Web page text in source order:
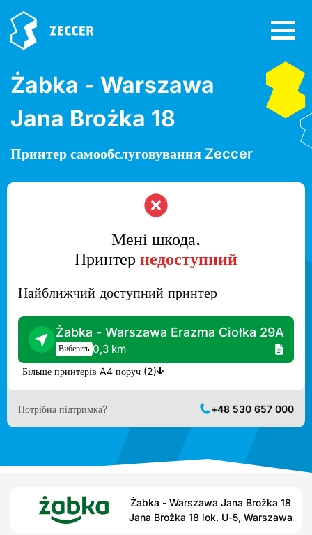
Żabka - Warszawa
Jana Brożka 18
Принтер самообслуговування Zeccer
Мені шкода.
Принтер недоступний
Найближчий доступний принтер
Żabka - Warszawa Erazma Ciołka 29A
Виберіть 0,3 km
Більше принтерів A4 поруч (2)
Потрібна підтримка? +48 530 657 000
Żabka - Warszawa Jana Brożka 18
Jana Brożka 18 lok. U-5, Warszawa